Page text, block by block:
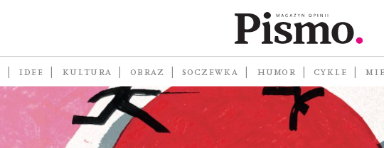
IDEE KULTURA OBRAZ SOCZEWKA HUMOR CYKLE